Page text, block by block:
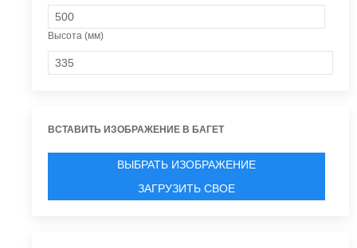
Высота (мм)
ВСТАВИТЬ ИЗОБРАЖЕНИЕ В БАГЕТ
ВЫБРАТЬ ИЗОБРАЖЕНИЕ
ЗАГРУЗИТЬ СВОЕ